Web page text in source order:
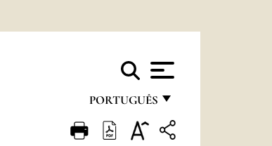
PORTUGUÊS
FRANÇAIS